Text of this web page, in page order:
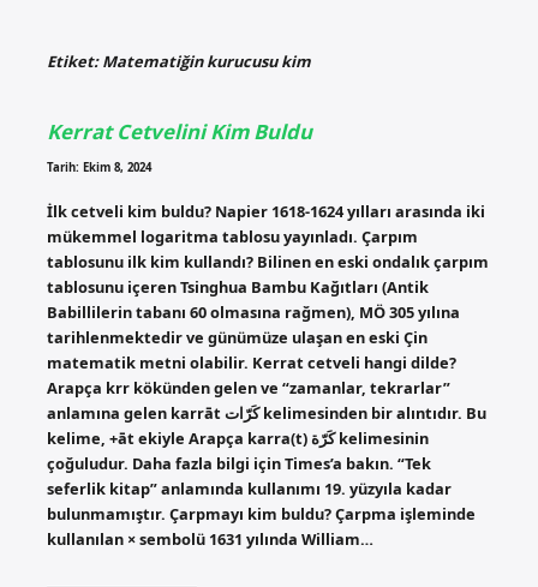
Etiket:Matematiğin kurucusu kim
Kerrat Cetvelini Kim Buldu
Tarih: Ekim 8, 2024
İlk cetveli kim buldu? Napier 1618-1624 yılları arasında iki
mükemmel logaritma tablosu yayınladı. Çarpım
tablosunu ilk kim kullandı? Bilinen en eski ondalık çarpım
tablosunu içeren Tsinghua Bambu Kağıtları (Antik
Babillilerin tabanı 60 olmasına rağmen), MÖ 305 yılına
tarihlenmektedir ve günümüze ulaşan en eski Çin
matematik metni olabilir. Kerrat cetveli hangi dilde?
Arapça krr kökünden gelen ve “zamanlar, tekrarlar”
anlamına gelen karrāt كَرّات kelimesinden bir alıntıdır. Bu
kelime, +āt ekiyle Arapça karra(t) كَرّة kelimesinin
çoğuludur. Daha fazla bilgi için Times’a bakın. “Tek
seferlik kitap” anlamında kullanımı 19. yüzyıla kadar
bulunmamıştır. Çarpmayı kim buldu? Çarpma işleminde
kullanılan × sembolü 1631 yılında William…